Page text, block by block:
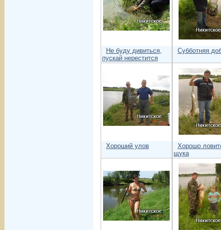
Не буду дивиться,
пускай нерестится
Субботняя
Хороший улов
Хорошо
щука